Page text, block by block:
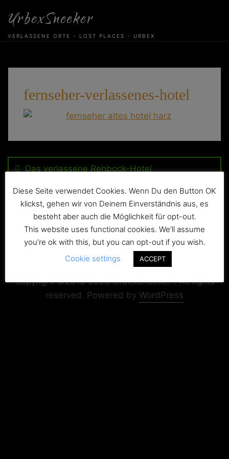
content
UrbexSneeker
VERLASSENE ORTE - LOST PLACES - URBEX
fernseher-verlassenes-hotel
Das verlassene Rehbock-Hotel
Copyright+Impressum Privacy & Cookie Policy
Copyright ©2015-2026 UrbexSneeker . All rights
reserved. Powered by WordPress
Diese Seite verwendet Cookies. Wenn Du den Button OK
klickst, gehen wir von Deinem Einverständnis aus, es
besteht aber auch die Möglichkeit für opt-out.
This website uses functional cookies. We'll assume
you're ok with this, but you can opt-out if you wish.
Cookie settings
ACCEPT